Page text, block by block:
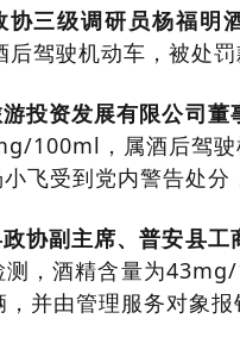
三级调研员杨福明
驾驶机动车，被处罚
投资发展有限公司
100ml，属酒后驾
飞受到党内警告处分
协副主席、普安县工
测，酒精含量为
并由管理服务对象